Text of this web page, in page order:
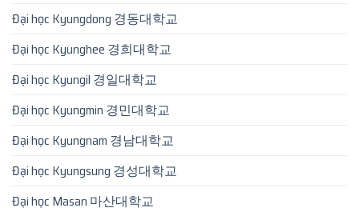
Đại học Kyungdong 경동대학교
Đại học Kyunghee 경희대학교
Đại học Kyungil 경일대학교
Đại học Kyungmin 경민대학교
Đại học Kyungnam 경남대학교
Đại học Kyungsung 경성대학교
Đại học Masan 마산대학교